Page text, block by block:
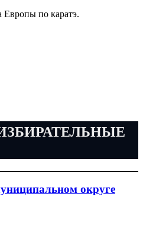
по каратэ.
округе